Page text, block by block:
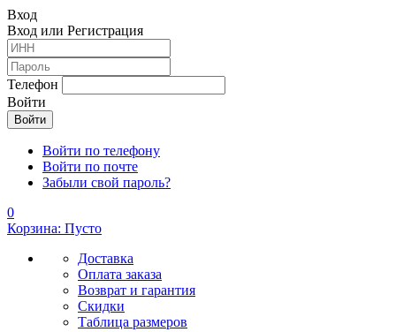
Вход
Вход или Регистрация
Телефон
Войти
Войти по телефону
Войти по почте
Забыли свой пароль?
0
Корзина: Пусто
Доставка
Оплата заказа
Возврат и гарантия
Скидки
Таблица размеров